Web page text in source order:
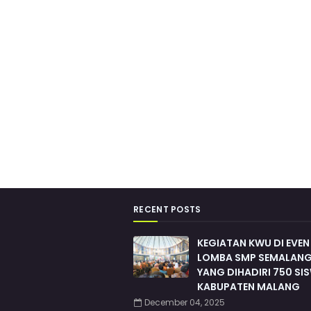
RECENT POSTS
KEGIATAN KWU DI EVEN
LOMBA SMP
YANG DIHADIRI 750
KABUPATEN MALANG
December 04, 2025